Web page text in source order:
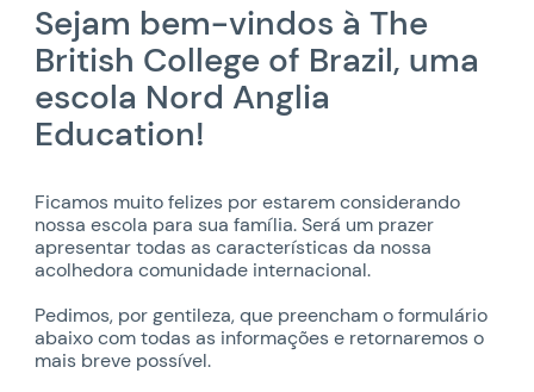
Sejam bem-vindos à The
British College of Brazil, uma
escola Nord Anglia
Education!
Ficamos muito felizes por estarem considerando
nossa escola para sua família. Será um prazer
apresentar todas as características da nossa
acolhedora comunidade internacional.
Pedimos, por gentileza, que preencham o formulário
abaixo com todas as informações e retornaremos o
mais breve possível.